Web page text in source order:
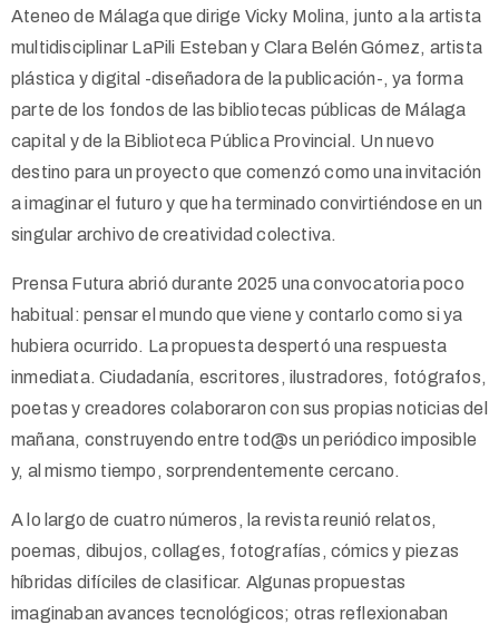
Ateneo de Málaga que dirige Vicky Molina, junto a la artista
multidisciplinar LaPili Esteban y Clara Belén Gómez, artista
plástica y digital -diseñadora de la publicación-, ya forma
parte de los fondos de las bibliotecas públicas de Málaga
capital y de la Biblioteca Pública Provincial. Un nuevo
destino para un proyecto que comenzó como una invitación
a imaginar el futuro y que ha terminado convirtiéndose en un
singular archivo de creatividad colectiva.
Prensa Futura abrió durante 2025 una convocatoria poco
habitual: pensar el mundo que viene y contarlo como si ya
hubiera ocurrido. La propuesta despertó una respuesta
inmediata. Ciudadanía, escritores, ilustradores, fotógrafos,
poetas y creadores colaboraron con sus propias noticias del
mañana, construyendo entre tod@s un periódico imposible
y, al mismo tiempo, sorprendentemente cercano.
A lo largo de cuatro números, la revista reunió relatos,
poemas, dibujos, collages, fotografías, cómics y piezas
híbridas difíciles de clasificar. Algunas propuestas
imaginaban avances tecnológicos; otras reflexionaban